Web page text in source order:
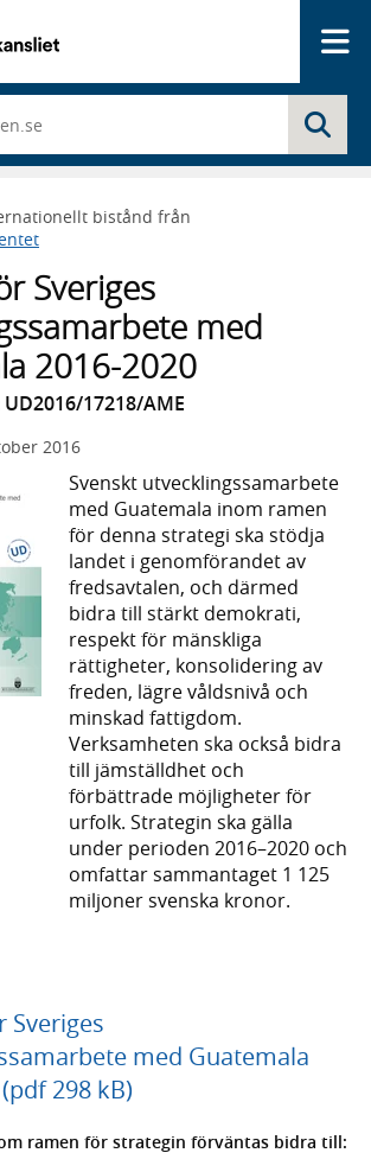
bistånd från
Sveriges
med
2016-2020
17218/AME
2016
Svenskt utvecklingssamarbete
med Guatemala inom ramen
för denna strategi ska stödja
landet i genomförandet av
fredsavtalen, och därmed
bidra till stärkt demokrati,
respekt för mänskliga
rättigheter, konsolidering av
freden, lägre våldsnivå och
minskad fattigdom.
Verksamheten ska också bidra
till jämställdhet och
förbättrade möjligheter för
urfolk. Strategin ska gälla
under perioden 2016–2020 och
omfattar sammantaget 1 125
miljoner svenska kronor.
Sveriges
med Guatemala
298 kB)
ramen för strategin förväntas bidra till: